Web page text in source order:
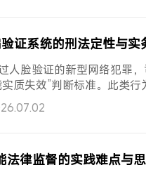
验证系统的刑法定性与实
人脸验证的新型网络犯罪
质失效”判断标准。此类行
“功能破坏”...
法律监督的实践难点与